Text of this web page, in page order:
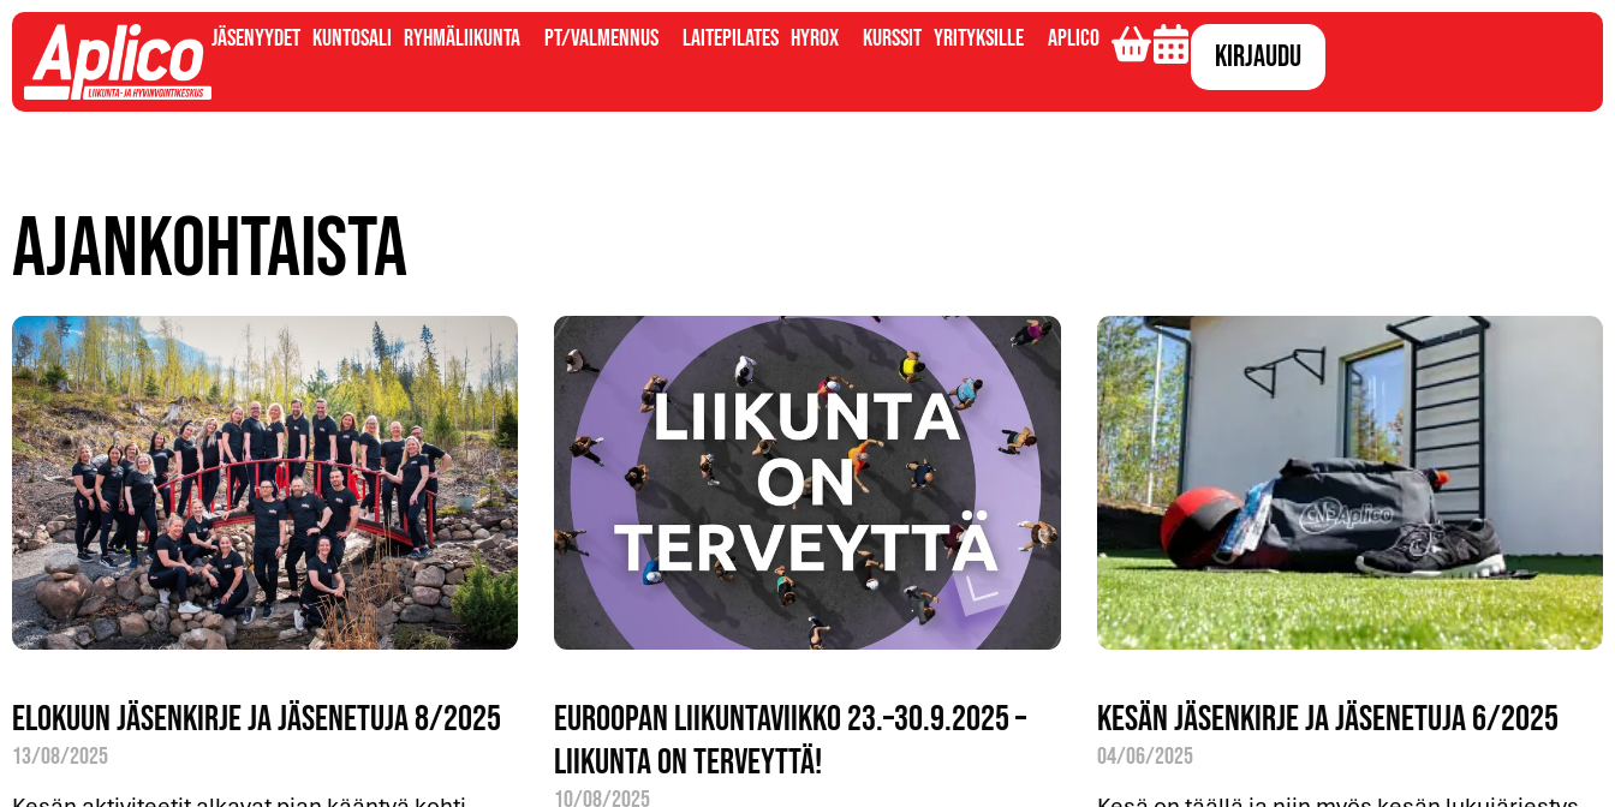
Jäsenyydet Kuntosali Ryhmäliikunta PT/valmennus Laitepilates Hyrox Kurssit Yrityksille Aplico Kirjaudu
Ajankohtaista
Elokuun jäsenkirje ja jäsenetuja 8/2025
13/08/2025
Euroopan liikuntaviikko 23.–30.9.2025 –
Liikunta on terveyttä!
10/08/2025
Kesän jäsenkirje ja jäsenetuja 6/2025
04/06/2025